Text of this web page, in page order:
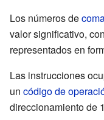
Los números de
valor significativo,
representados en
Las instrucciones
un código de
direccionamiento de